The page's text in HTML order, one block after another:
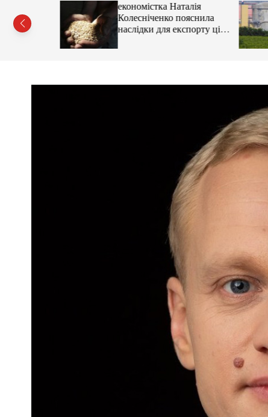
економістка Наталія
Колесніченко пояснила
наслідки для експорту цін і
курсу